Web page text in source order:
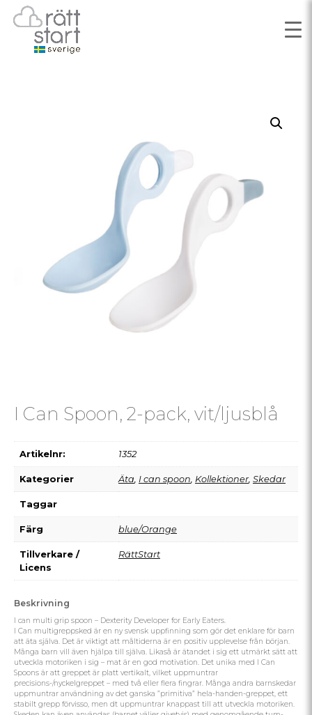
I Can Spoon, 2-pack, vit/ljusblå
Artikelnr: 1352
Kategorier Äta I can spoon Kollektioner, Skedar
Taggar
Färg blue/Orange
Tillverkare /
Licens
RättStart
Beskrivning
I can multi grip spoon – Dexterity Developer for Early Eaters.
I Can multigreppsked är en ny svensk uppfinning som gör det enklare för barn
att äta själva. Det är viktigt att måltiderna är en positiv upplevelse från början.
Många barn vill även hjälpa till själva. Likaså är ätandet i sig ett utmärkt sätt att
utveckla motoriken i sig – mat är en god motivation. Det unika med I Can
Spoons är att greppet är platt vertikalt, vilket uppmuntrar
precisions-/nyckelgreppet – med två eller flera fingrar. Många andra barnskedar
uppmuntrar användning av det ganska ”primitiva” hela-handen-greppet, ett
stabilt grepp förvisso, men dt uppmuntrar knappast till att utveckla motoriken.